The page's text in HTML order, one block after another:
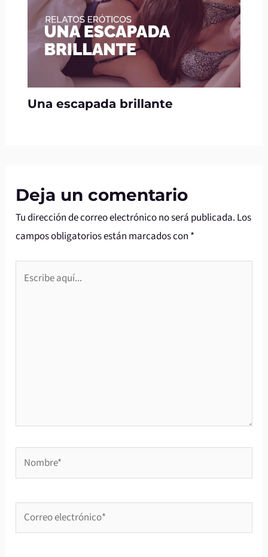
Una escapada brillante
Deja un comentario
Tu dirección de correo electrónico no será publicada. Los
campos obligatorios están marcados con *
Nombre*
Correo
electrónico*